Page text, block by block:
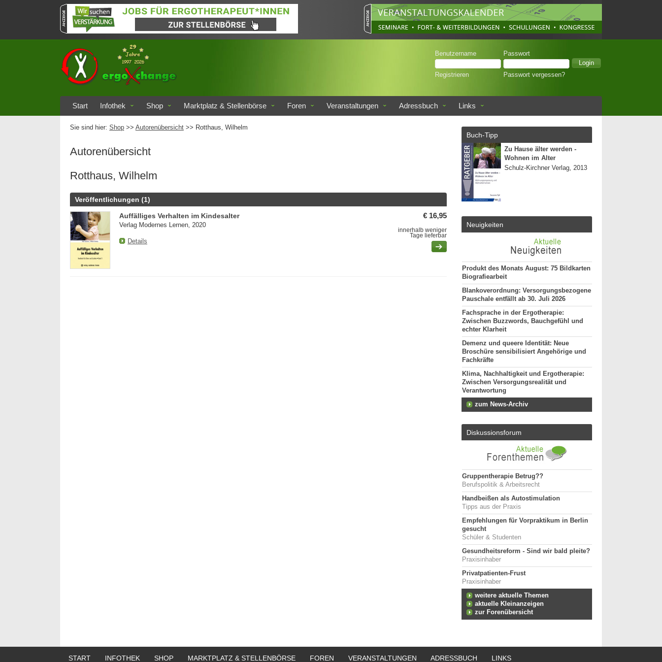
Benutzername Passwort
Registrieren Passwort vergessen?
Start Infothek Shop Marktplatz & Stellenbörse Foren Veranstaltungen Adressbuch Links
Sie sind hier: Shop >> Autorenübersicht >> Rotthaus, Wilhelm
Autorenübersicht
Rotthaus, Wilhelm
Veröffentlichungen (1)
Auffälliges Verhalten im Kindesalter
Verlag Modernes Lernen, 2020
Details
€ 16,95
innerhalb weniger
Tage lieferbar
Buch-Tipp
Zu Hause älter werden -
Wohnen im Alter
Schulz-Kirchner Verlag, 2013
Neuigkeiten
Produkt des Monats August: 75 Bildkarten
Biografiearbeit
Blankoverordnung: Versorgungsbezogene
Pauschale entfällt ab 30. Juli 2026
Fachsprache in der Ergotherapie:
Zwischen Buzzwords, Bauchgefühl und
echter Klarheit
Demenz und queere Identität: Neue
Broschüre sensibilisiert Angehörige und
Fachkräfte
Klima, Nachhaltigkeit und Ergotherapie:
Zwischen Versorgungsrealität und
Verantwortung
zum News-Archiv
Diskussionsforum
Gruppentherapie Betrug??
Berufspolitik & Arbeitsrecht
Handbeißen als Autostimulation
Tipps aus der Praxis
Empfehlungen für Vorpraktikum in Berlin
gesucht
Schüler & Studenten
Gesundheitsreform - Sind wir bald pleite?
Praxisinhaber
Privatpatienten-Frust
Praxisinhaber
weitere aktuelle Themen
aktuelle Kleinanzeigen
zur Forenübersicht
START INFOTHEK SHOP MARKTPLATZ & STELLENBÖRSE FOREN VERANSTALTUNGEN ADRESSBUCH LINKS